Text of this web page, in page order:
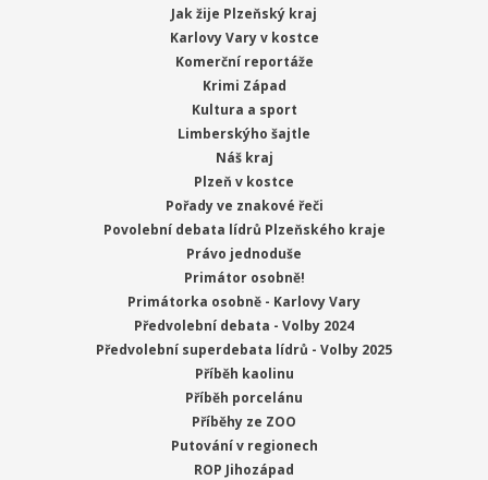
Jak žije Plzeňský kraj
Karlovy Vary v kostce
Komerční reportáže
Krimi Západ
Kultura a sport
Limberskýho šajtle
Náš kraj
Plzeň v kostce
Pořady ve znakové řeči
Povolební debata lídrů Plzeňského kraje
Právo jednoduše
Primátor osobně!
Primátorka osobně - Karlovy Vary
Předvolební debata - Volby 2024
Předvolební superdebata lídrů - Volby 2025
Příběh kaolinu
Příběh porcelánu
Příběhy ze ZOO
Putování v regionech
ROP Jihozápad